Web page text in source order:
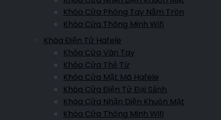
Khóa Cửa Phòng Tay Nắm Tròn
Khóa Cửa Thông Minh Wifi
Khóa Điện Tử Hafele
Khóa Cửa Vân Tay
Khóa Cửa Thẻ Từ
Khóa Cửa Mật Mã Hafele
Khóa Cửa Điện Tử Đại Sảnh
Khóa Cửa Nhận Diện Khuôn Mặt
Khóa Cửa Thông Minh Wifi